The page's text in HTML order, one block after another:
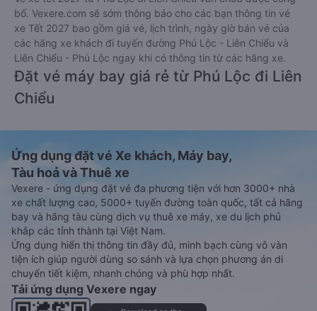
bố. Vexere.com sẽ sớm thông báo cho các bạn thông tin vé
xe Tết 2027 bao gồm giá vé, lịch trình, ngày giờ bán vé của
các hãng xe khách đi tuyến đường Phú Lộc - Liên Chiểu và
Liên Chiểu - Phú Lộc ngay khi có thông tin từ các hãng xe.
Đặt vé máy bay giá rẻ từ Phú Lộc đi Liên
Chiểu
Ứng dụng đặt vé Xe khách, Máy bay,
Tàu hoả và Thuê xe
Vexere - ứng dụng đặt vé đa phương tiện với hơn 3000+ nhà
xe chất lượng cao, 5000+ tuyến đường toàn quốc, tất cả hãng
bay và hãng tàu cùng dịch vụ thuê xe máy, xe du lịch phủ
khắp các tỉnh thành tại Việt Nam.
Ứng dụng hiển thị thông tin đầy đủ, minh bạch cùng vô vàn
tiện ích giúp người dùng so sánh và lựa chọn phương án di
chuyển tiết kiệm, nhanh chóng và phù hợp nhất.
Tải ứng dụng Vexere ngay